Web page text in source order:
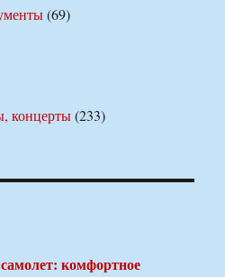
(69)
концерты(233)
комфортное